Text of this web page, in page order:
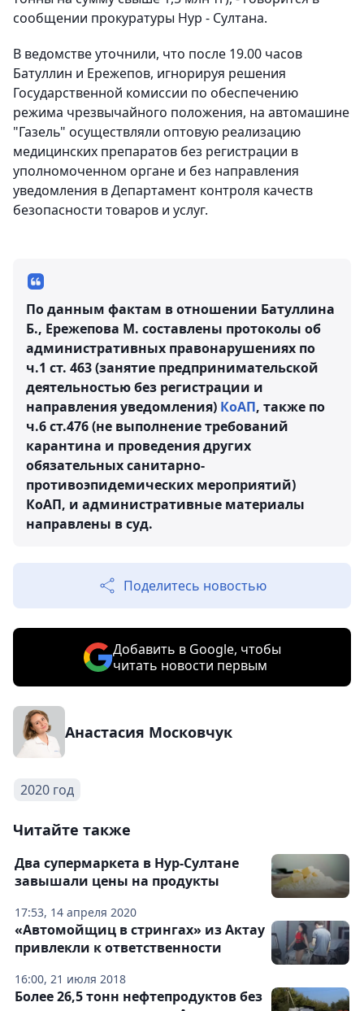
сообщении прокуратуры Нур - Султана.
В ведомстве уточнили, что после 19.00 часов
Батуллин и Ережепов, игнорируя решения
Государственной комиссии по обеспечению
режима чрезвычайного положения, на автомашине
"Газель" осуществляли оптовую реализацию
медицинских препаратов без регистрации в
уполномоченном органе и без направления
уведомления в Департамент контроля качеств
безопасности товаров и услуг.
По данным фактам в отношении Батуллина
Б., Ережепова М. составлены протоколы об
административных правонарушениях по
ч.1 ст. 463 (занятие предпринимательской
деятельностью без регистрации и
направления уведомления) КоАП, также по
ч.6 ст.476 (не выполнение требований
карантина и проведения других
обязательных санитарно-
противоэпидемических мероприятий)
КоАП, и административные материалы
направлены в суд.
Поделитесь новостью
Добавить в Google, чтобы
читать новости первым
Анастасия Московчук
2020 год
Читайте также
17:53, 14 апреля 2020
Два супермаркета в Нур-Султане
завышали цены на продукты
16:00, 21 июля 2018
«Автомойщиц в стрингах» из Актау
привлекли к ответственности
Более 26,5 тонн нефтепродуктов без